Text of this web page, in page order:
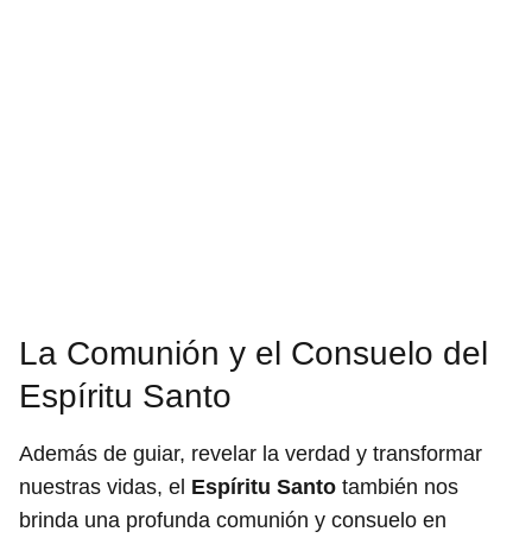
La Comunión y el Consuelo del
Espíritu Santo
Además de guiar, revelar la verdad y transformar
nuestras vidas, el Espíritu Santo también nos
brinda una profunda comunión y consuelo en